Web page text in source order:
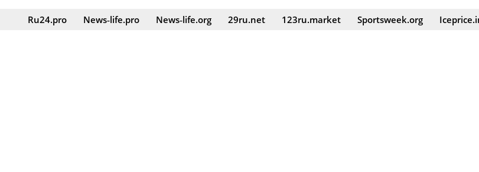
Ru24.pro News‑life.pro News‑life.org 29ru.net 123ru.market Sportsweek.org